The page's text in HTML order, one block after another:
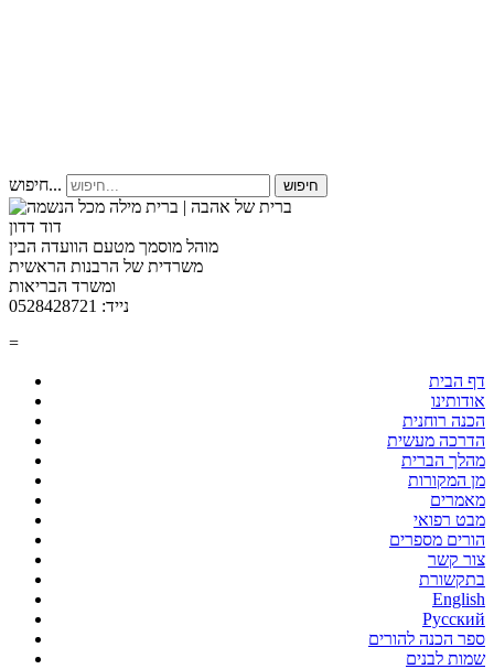
חיפוש... חיפוש
דוד דדון
מוהל מוסמך מטעם הוועדה הבין
משרדית של הרבנות הראשית
ומשרד הבריאות
נייד: 0528428721
=
דף הבית
אודותינו
הכנה רוחנית
הדרכה מעשית
מהלך הברית
מן המקורות
מאמרים
מבט רפואי
הורים מספרים
צור קשר
בתקשורת
English
Русский
ספר הכנה להורים
שמות לבנים